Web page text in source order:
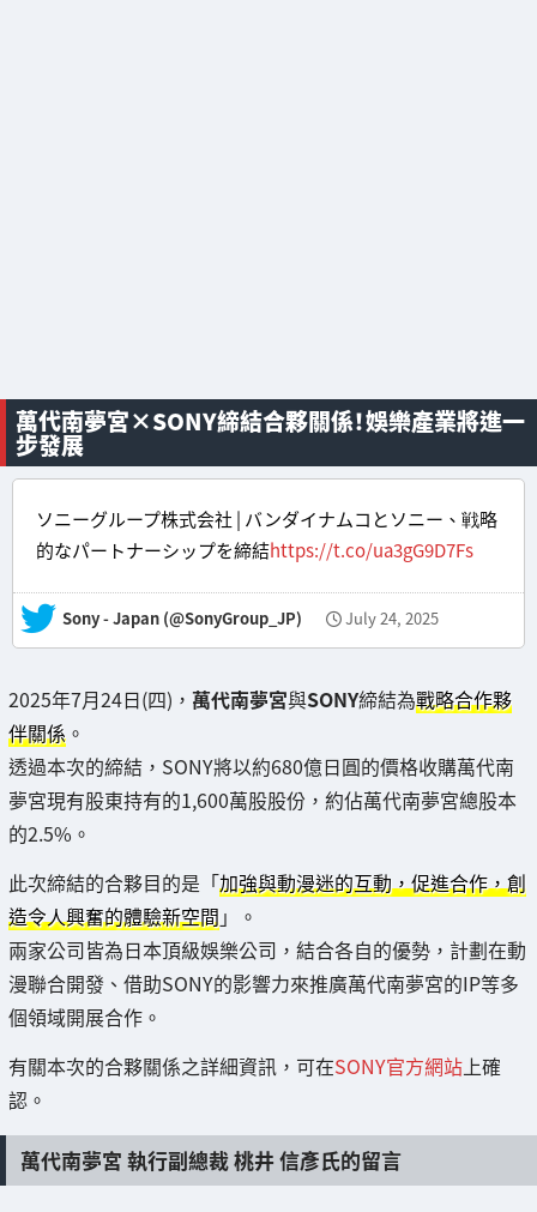
萬代南夢宮×SONY締結合夥關係！娛樂產業將進一
步發展
ソニーグループ株式会社 | バンダイナムコとソニー、戦略
的なパートナーシップを締結https://t.co/ua3gG9D7Fs
— Sony - Japan (@SonyGroup_JP) July 24, 2025
2025年7月24日(四)， 萬代南夢宮與SONY締結為戰略合作夥
伴關係 。
透過本次的締結，SONY將以約680億日圓的價格收購萬代南
夢宮現有股東持有的1,600萬股股份，約佔萬代南夢宮總股本
的2.5%。
此次締結的合夥目的是「加強與動漫迷的互動，促進合作，創
造令人興奮的體驗新空間」。
兩家公司皆為日本頂級娛樂公司，結合各自的優勢，計劃在動
漫聯合開發、借助SONY的影響力來推廣萬代南夢宮的IP等多
個領域開展合作。
有關本次的合夥關係之詳細資訊，可在SONY官方網站 上確
認。
萬代南夢宮 執行副總裁 桃井 信彥氏的留言